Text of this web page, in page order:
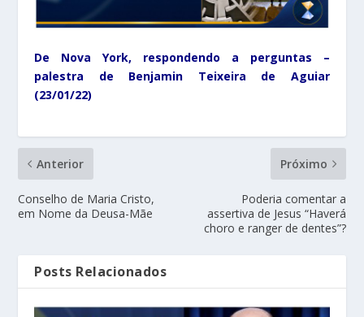
De Nova York, respondendo a perguntas –
palestra de Benjamin Teixeira de Aguiar
(23/01/22)
Anterior
Conselho de Maria Cristo,
em Nome da Deusa-Mãe
Próximo
Poderia comentar a
assertiva de Jesus “Haverá
choro e ranger de dentes”?
Posts Relacionados